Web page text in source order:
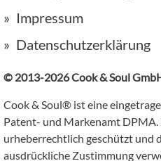
Impressum
Datenschutzerklärung
© 2013-2026 Cook & Soul
Cook & Soul® ist eine
Patent- und Markenamt DPMA.
urheberrechtlich geschützt und
ausdrückliche Zustimmung